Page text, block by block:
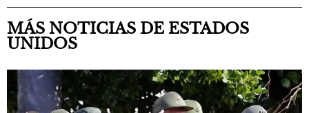
MÁS NOTICIAS DE ESTADOS
UNIDOS